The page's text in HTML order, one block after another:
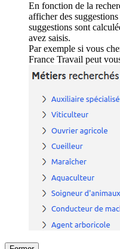
En fonction de la
afficher des
suggestions sont
avez saisis.
Par exemple si vous
France Travail peut